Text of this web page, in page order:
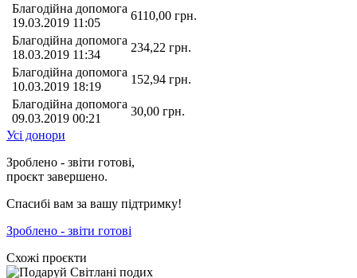
Благодійна допомога
19.03.2019 11:05
6110,00 грн.
Благодійна допомога
18.03.2019 11:34
234,22 грн.
Благодійна допомога
10.03.2019 18:19
152,94 грн.
Благодійна допомога
09.03.2019 00:21
30,00 грн.
Усі донори
Зроблено - звіти готові,
проєкт завершено.
Спасибі вам за вашу підтримку!
Зроблено - звіти готові
Схожі проєкти